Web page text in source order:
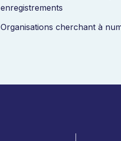
enregistrements
Organisations cherchant à